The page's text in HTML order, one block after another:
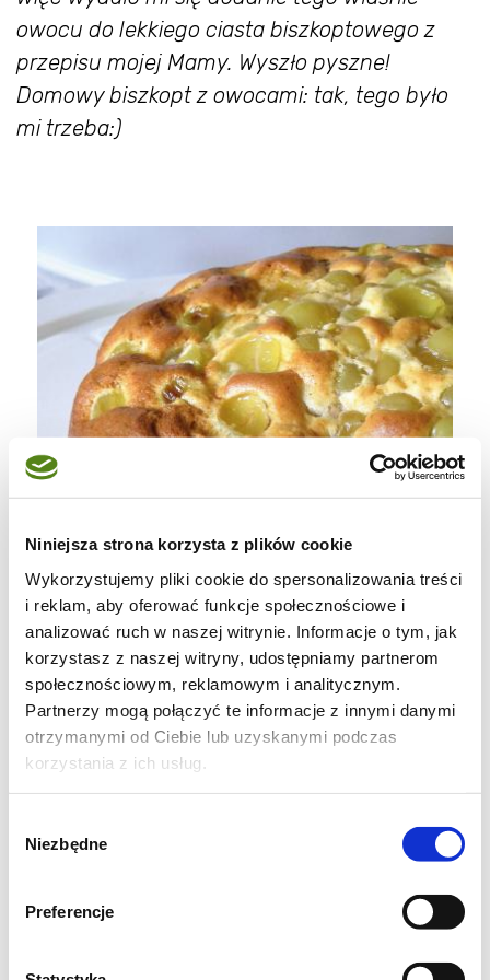
Niniejsza strona korzysta z plików cookie
Wykorzystujemy pliki cookie do spersonalizowania treści
i reklam, aby oferować funkcje społecznościowe i
analizować ruch w naszej witrynie. Informacje o tym, jak
korzystasz z naszej witryny, udostępniamy partnerom
społecznościowym, reklamowym i analitycznym.
Partnerzy mogą połączyć te informacje z innymi danymi
otrzymanymi od Ciebie lub uzyskanymi podczas
korzystania z ich usług.
zgody
Niezbędne
Preferencje
owocu do lekkiego ciasta biszkoptowego z
przepisu mojej Mamy. Wyszło pyszne!
Domowy biszkopt z owocami: tak, tego było
mi trzeba:)
Składniki: